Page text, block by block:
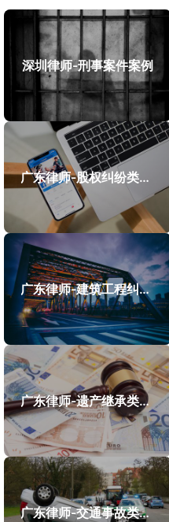
深圳律师-刑事案件案例
广东律师-股权纠纷类案件案例
广东律师-建筑工程纠纷类案件案例
广东律师-遗产继承类案件案例
广东律师-交通事故类案件案例